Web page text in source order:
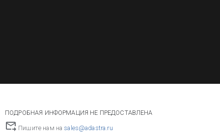
ПОДРОБНАЯ ИНФОРМАЦИЯ НЕ ПРЕДОСТАВЛЕНА
Пишите нам на sales@adastra.ru